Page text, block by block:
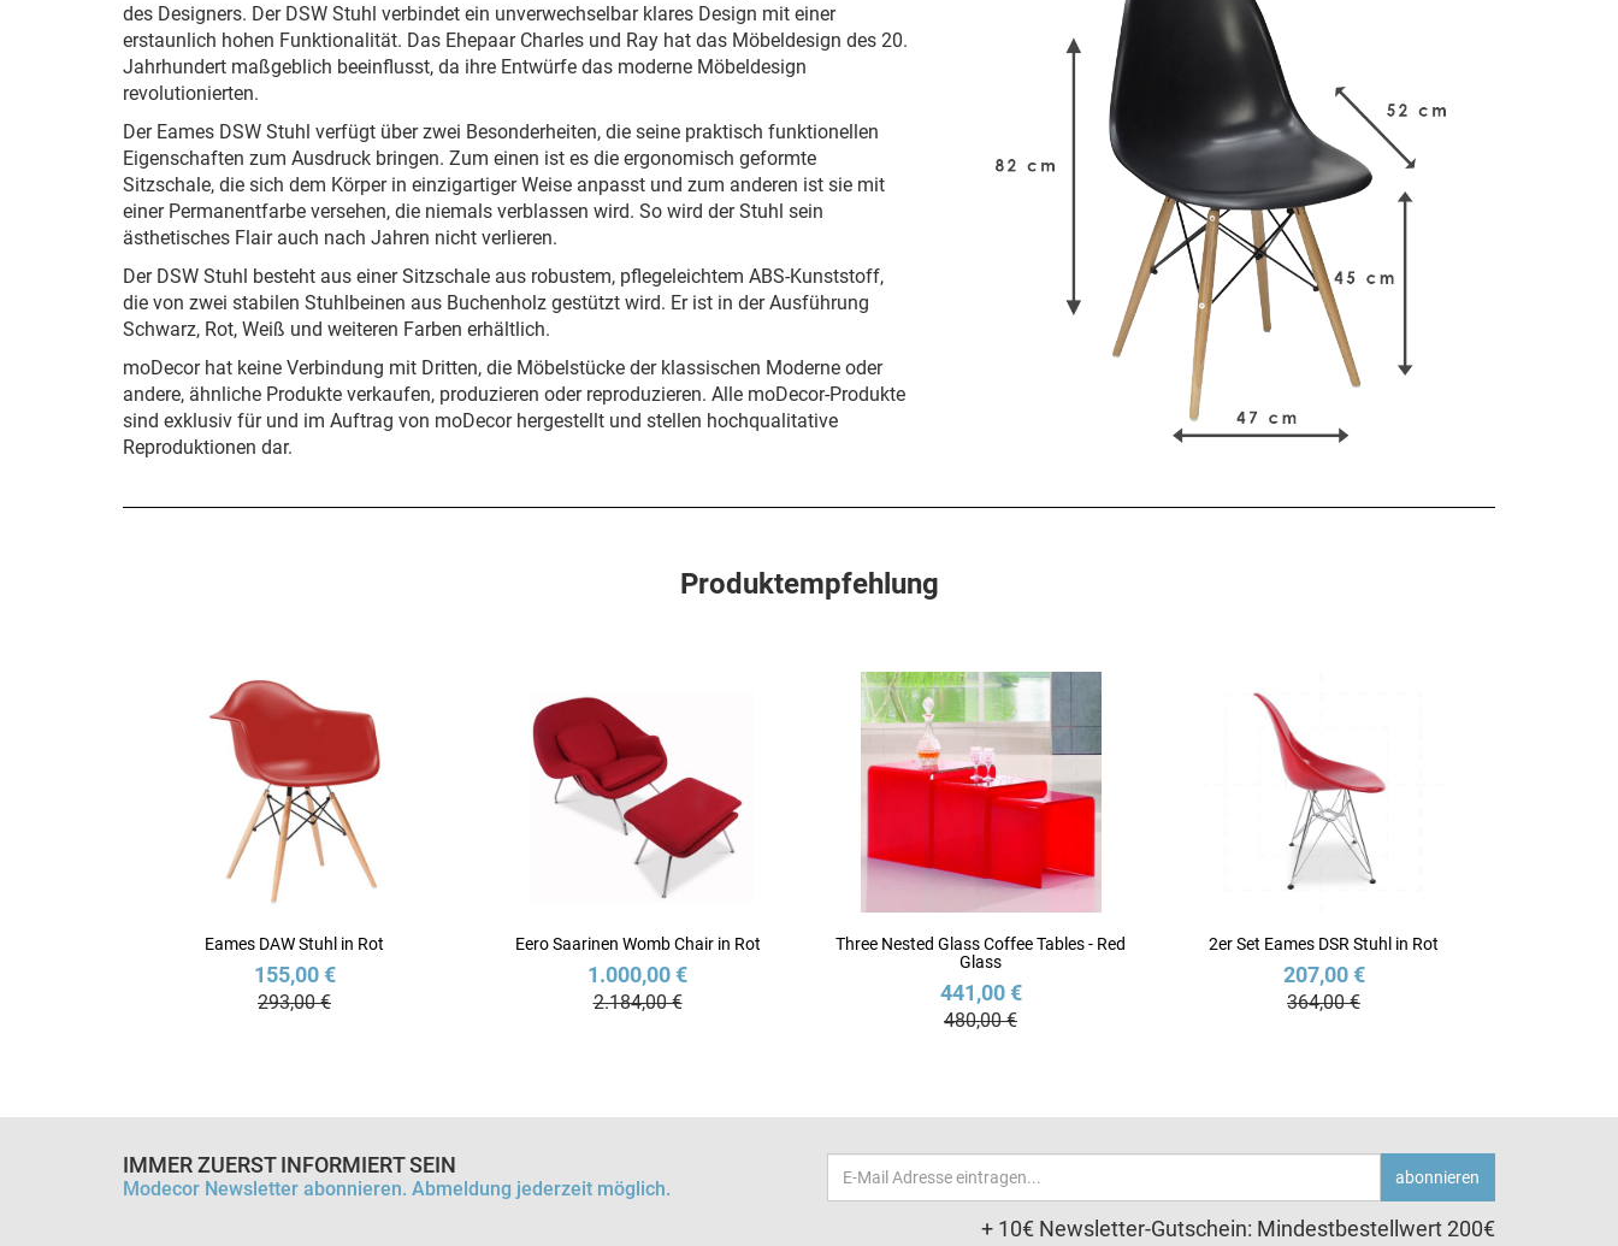
des Designers. Der DSW Stuhl verbindet ein unverwechselbar klares Design mit einer
erstaunlich hohen Funktionalität. Das Ehepaar Charles und Ray hat das Möbeldesign des 20.
Jahrhundert maßgeblich beeinflusst, da ihre Entwürfe das moderne Möbeldesign
revolutionierten.
Der Eames DSW Stuhl verfügt über zwei Besonderheiten, die seine praktisch funktionellen
Eigenschaften zum Ausdruck bringen. Zum einen ist es die ergonomisch geformte
Sitzschale, die sich dem Körper in einzigartiger Weise anpasst und zum anderen ist sie mit
einer Permanentfarbe versehen, die niemals verblassen wird. So wird der Stuhl sein
ästhetisches Flair auch nach Jahren nicht verlieren.
Der DSW Stuhl besteht aus einer Sitzschale aus robustem, pflegeleichtem ABS-Kunststoff,
die von zwei stabilen Stuhlbeinen aus Buchenholz gestützt wird. Er ist in der Ausführung
Schwarz, Rot, Weiß und weiteren Farben erhältlich.
moDecor hat keine Verbindung mit Dritten, die Möbelstücke der klassischen Moderne oder
andere, ähnliche Produkte verkaufen, produzieren oder reproduzieren. Alle moDecor-Produkte
sind exklusiv für und im Auftrag von moDecor hergestellt und stellen hochqualitative
Reproduktionen dar.
Produktempfehlung
Eames DAW Stuhl in Rot
155,00 €
293,00 €
Eero Saarinen Womb Chair in Rot
1.000,00 €
2.184,00 €
Three Nested Glass Coffee Tables - Red
Glass
441,00 €
480,00 €
2er Set Eames DSR Stuhl in Rot
207,00 €
364,00 €
IMMER ZUERST INFORMIERT SEIN
Modecor Newsletter abonnieren. Abmeldung jederzeit möglich.
Email-
Adresse
abonnieren
+ 10€ Newsletter-Gutschein: Mindestbestellwert 200€